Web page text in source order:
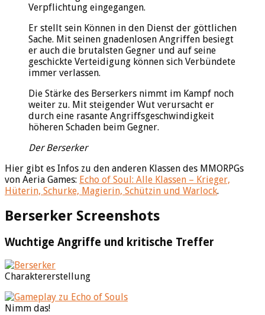
Verpflichtung eingegangen.
Er stellt sein Können in den Dienst der göttlichen
Sache. Mit seinen gnadenlosen Angriffen besiegt
er auch die brutalsten Gegner und auf seine
geschickte Verteidigung können sich Verbündete
immer verlassen.
Die Stärke des Berserkers nimmt im Kampf noch
weiter zu. Mit steigender Wut verursacht er
durch eine rasante Angriffsgeschwindigkeit
höheren Schaden beim Gegner.
Der Berserker
Hier gibt es Infos zu den anderen Klassen des MMORPGs
von Aeria Games: Echo of Soul: Alle Klassen – Krieger,
Hüterin, Schurke, Magierin, Schützin und Warlock.
Berserker Screenshots
Wuchtige Angriffe und kritische Treffer
Charaktererstellung
Nimm das!